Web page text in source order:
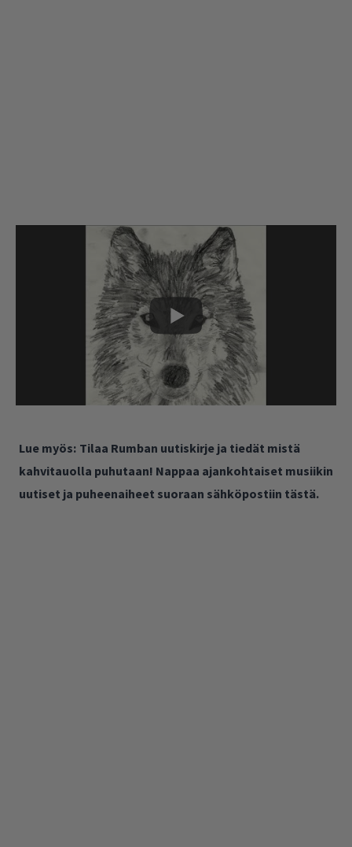
Lue myös: Tilaa Rumban uutiskirje ja tiedät mistä
kahvitauolla puhutaan! Nappaa ajankohtaiset musiikin
uutiset ja puheenaiheet suoraan sähköpostiin tästä.